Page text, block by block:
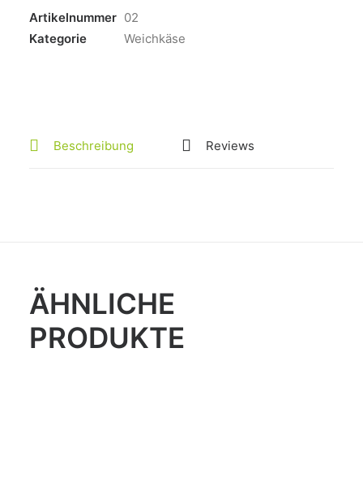
Artikelnummer 02
Kategorie
Weichkäse
Beschreibung Reviews
ÄHNLICHE
PRODUKTE